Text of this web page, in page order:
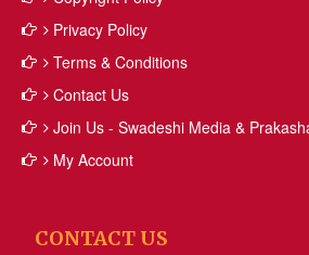
Privacy Policy
Terms & Conditions
Contact Us
Join Us - Swadeshi Media &
My Account
CONTACT US